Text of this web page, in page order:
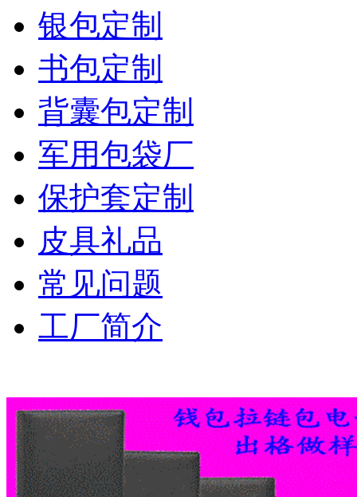
银包定制
书包定制
背囊包定制
军用包袋厂
保护套定制
皮具礼品
常见问题
工厂简介